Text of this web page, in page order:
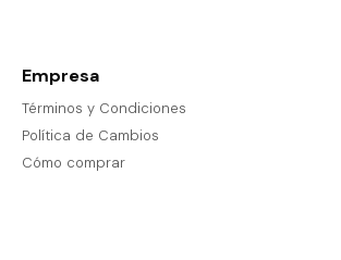
Empresa
Términos y Condiciones
Política de Cambios
Cómo comprar